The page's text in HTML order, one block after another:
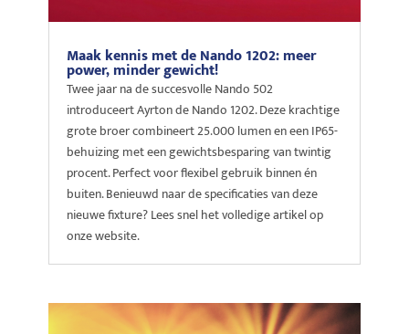
Maak kennis met de Nando 1202: meer
power, minder gewicht!
Twee jaar na de succesvolle Nando 502
introduceert Ayrton de Nando 1202. Deze krachtige
grote broer combineert 25.000 lumen en een IP65-
behuizing met een gewichtsbesparing van twintig
procent. Perfect voor flexibel gebruik binnen én
buiten. Benieuwd naar de specificaties van deze
nieuwe fixture? Lees snel het volledige artikel op
onze website.